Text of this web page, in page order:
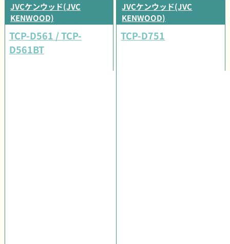
JVCケンウッド(JVC
KENWOOD)
TCP-D561 / TCP-
D561BT
JVCケンウッド(JVC
KENWOOD)
TCP-D751